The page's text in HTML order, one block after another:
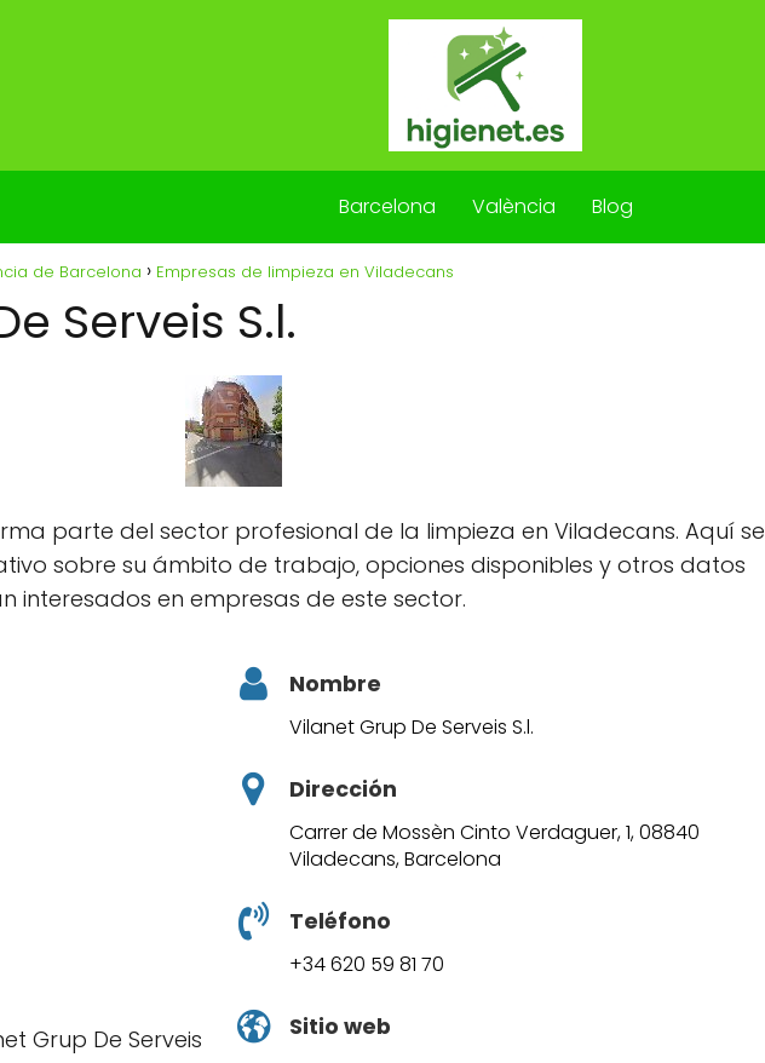
Barcelona València Blog
de Barcelona Empresas de limpieza en Viladecans
Serveis S.l.
parte del sector profesional de la limpieza en Viladecans. Aquí se
sobre su ámbito de trabajo, opciones disponibles y otros datos
interesados en empresas de este sector.
Grup De Serveis
Nombre
Vilanet Grup De Serveis S.l.
Dirección
Carrer de Mossèn Cinto Verdaguer, 1, 08840
Viladecans, Barcelona
Teléfono
+34 620 59 81 70
Sitio web